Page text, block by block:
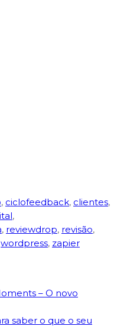
, ciclofeedback, clientes,
,
, reviewdrop, revisão,
wordpress, zapier
– O novo
saber o que o seu